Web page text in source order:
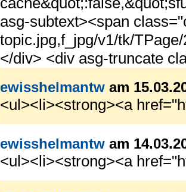
ewisshelmantw am
<ul><li><strong><a
ewisshelmantw am
<ul><li><strong><a